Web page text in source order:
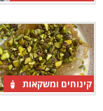
קינוחים ומשקאות